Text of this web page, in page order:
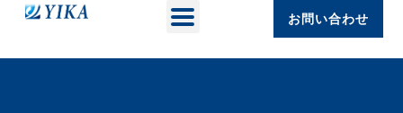
お問い合わせ